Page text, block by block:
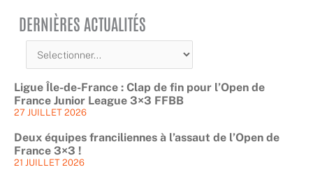
DERNIÈRES ACTUALITÉS
Ligue Île-de-France : Clap de fin pour l’Open de
France Junior League 3×3 FFBB
27 JUILLET 2026
Deux équipes franciliennes à l’assaut de l’Open de
France 3×3 !
21 JUILLET 2026